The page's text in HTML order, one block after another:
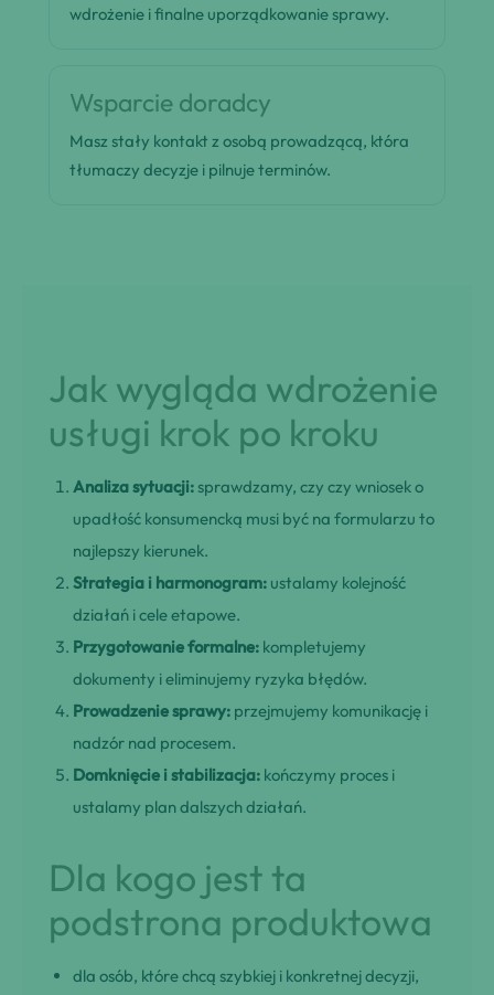
wdrożenie i finalne uporządkowanie sprawy.
Wsparcie doradcy
Masz stały kontakt z osobą prowadzącą, która
tłumaczy decyzje i pilnuje terminów.
Jak wygląda wdrożenie
usługi krok po kroku
Analiza sytuacji: sprawdzamy, czy czy wniosek o
upadłość konsumencką musi być na formularzu to
najlepszy kierunek.
Strategia i harmonogram: ustalamy kolejność
działań i cele etapowe.
Przygotowanie formalne: kompletujemy
dokumenty i eliminujemy ryzyka błędów.
Prowadzenie sprawy: przejmujemy komunikację i
nadzór nad procesem.
Domknięcie i stabilizacja: kończymy proces i
ustalamy plan dalszych działań.
Dla kogo jest ta
podstrona produktowa
dla osób, które chcą szybkiej i konkretnej decyzji,